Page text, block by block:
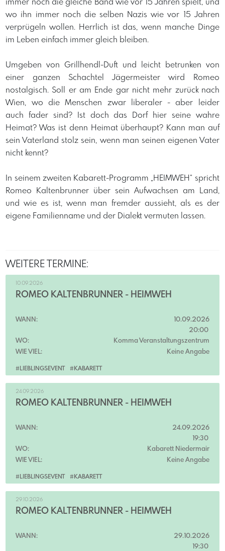
immer noch die gleiche Band wie vor 15 Jahren spielt, und
wo ihn immer noch die selben Nazis wie vor 15 Jahren
verprügeln wollen. Herrlich ist das, wenn manche Dinge
im Leben einfach immer gleich bleiben.
Umgeben von Grillhendl-Duft und leicht betrunken von
einer ganzen Schachtel Jägermeister wird Romeo
nostalgisch. Soll er am Ende gar nicht mehr zurück nach
Wien, wo die Menschen zwar liberaler - aber leider
auch fader sind? Ist doch das Dorf hier seine wahre
Heimat? Was ist denn Heimat überhaupt? Kann man auf
sein Vaterland stolz sein, wenn man seinen eigenen Vater
nicht kennt?
In seinem zweiten Kabarett-Programm „HEIMWEH“ spricht
Romeo Kaltenbrunner über sein Aufwachsen am Land,
und wie es ist, wenn man fremder aussieht, als es der
eigene Familienname und der Dialekt vermuten lassen.
WEITERE TERMINE:
#LIEBLINGSEVENT #KABARETT
10.09.2026
ROMEO KALTENBRUNNER - HEIMWEH
WANN:
10.09.2026
20:00
WO:
Komma Veranstaltungszentrum
WIE VIEL:
Keine Angabe
#LIEBLINGSEVENT #KABARETT
24.09.2026
ROMEO KALTENBRUNNER - HEIMWEH
WANN:
24.09.2026
19:30
WO:
Kabarett Niedermair
WIE VIEL:
Keine Angabe
29.10.2026
ROMEO KALTENBRUNNER - HEIMWEH
WANN:
29.10.2026
19:30